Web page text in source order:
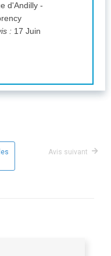
: 17 Juin
Avis suivant